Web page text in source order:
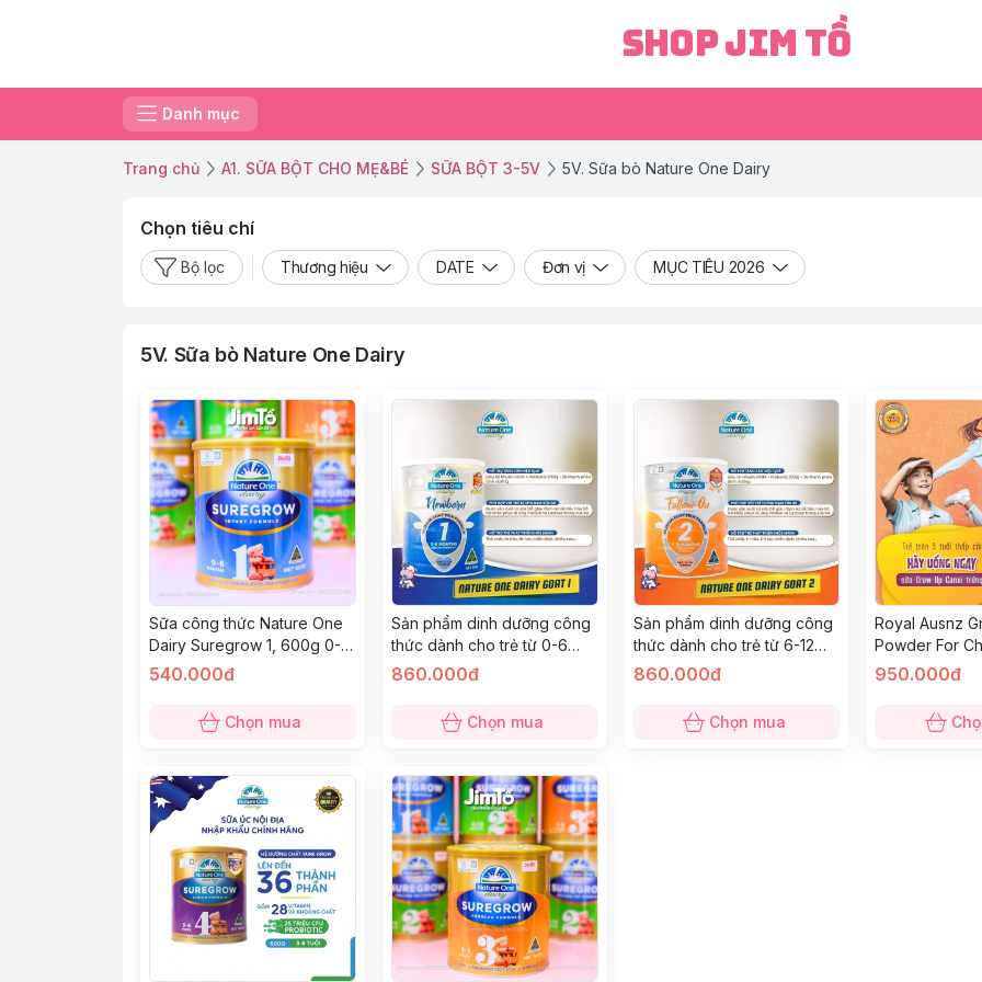
Shop Jim Tồ
Danh mục
Trang chủ A1. SỮA BỘT CHO MẸ&BÉ SỮA BỘT 3-5V 5V. Sữa bò Nature One Dairy
Chọn tiêu chí
Bộ lọc Thương hiệu DATE Đơn vị MỤC TIÊU 2026
5V. Sữa bò Nature One Dairy
Sữa công thức Nature One
Dairy Suregrow 1, 600g 0-
6m
540.000đ
Chọn mua
Sản phẩm dinh dưỡng công
thức dành cho trẻ từ 0-6
tháng tuổi Nature One Dairy
Formula 1, 800g
860.000đ
Chọn mua
Sản phẩm dinh dưỡng công
thức dành cho trẻ từ 6-12
tháng tuổi Nature One Dairy
Milk Formula 2; 800g
860.000đ
Chọn mua
Royal Ausnz
Powder For
20 sachets)
950.000đ